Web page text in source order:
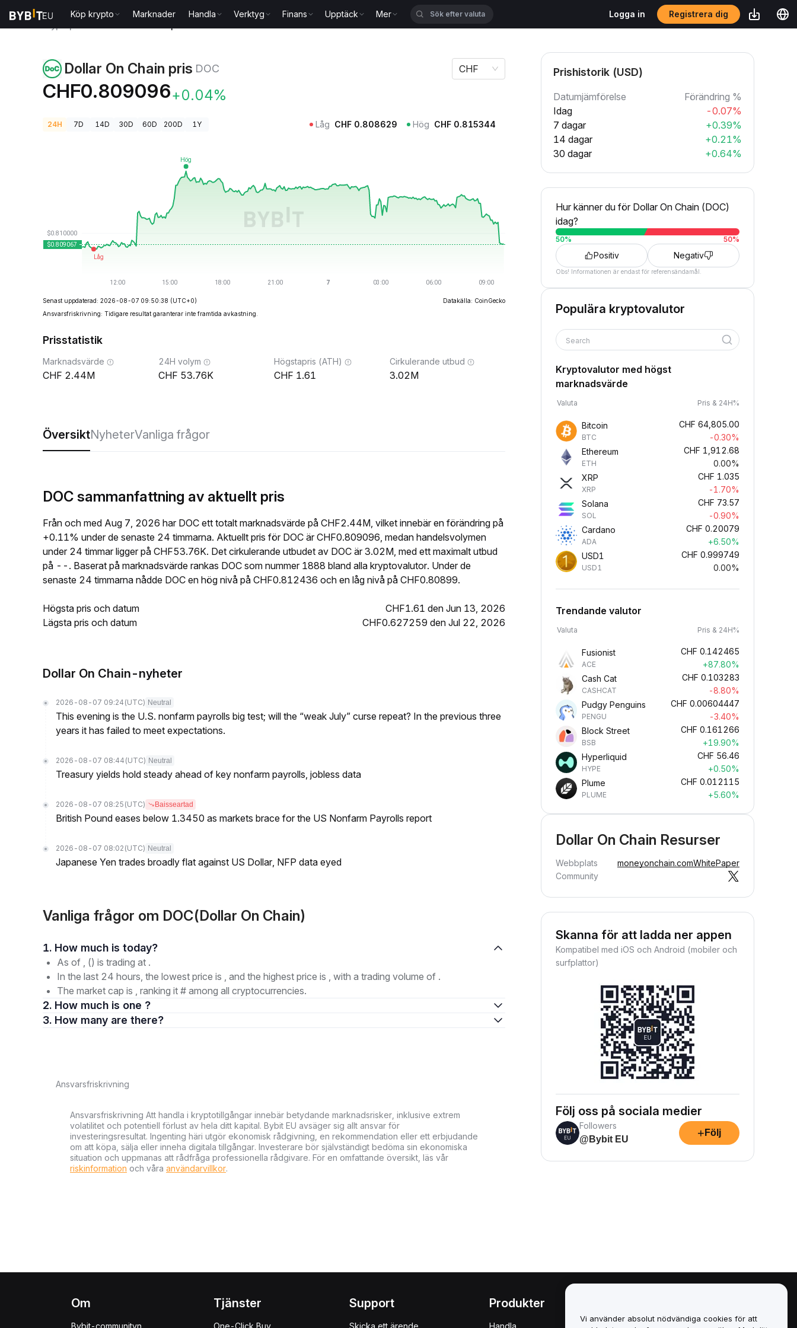
Köp krypto Marknader Handla Verktyg Finans Upptäck Mer Logga in Registrera dig
Dollar On Chain pris DOC
CHF0.809096+0.04%
CHF
24H 7D 14D 30D 60D 200D 1Y Låg CHF 0.808629 Hög CHF 0.815344
Senast uppdaterad: 2026-08-07 09:50:38 (UTC+0)
Datakälla: CoinGecko
Ansvarsfriskrivning: Tidigare resultat garanterar inte framtida avkastning.
Prisstatistik
Marknadsvärde
2.44M
24H volym
53.76K
Högstapris (ATH)
1.61
Cirkulerande utbud
3.02M
ÖversiktNyheterVanliga frågor
DOC sammanfattning av aktuellt pris
Från och med Aug 7, 2026 har DOC ett totalt marknadsvärde på CHF2.44M, vilket innebär en förändring på
+0.11% under de senaste 24 timmarna. Aktuellt pris för DOC är CHF0.809096, medan handelsvolymen
under 24 timmar ligger på CHF53.76K. Det cirkulerande utbudet av DOC är 3.02M, med ett maximalt utbud
på --. Baserat på marknadsvärde rankas DOC som nummer 1888 bland alla kryptovalutor. Under de
senaste 24 timmarna nådde DOC en hög nivå på CHF0.812436 och en låg nivå på CHF0.80899.
Högsta pris och datum
CHF1.61 den Jun 13, 2026
Lägsta pris och datum
CHF0.627259 den Jul 22, 2026
Dollar On Chain-nyheter
2026-08-07 09:24 (UTC) Neutral
This evening is the U.S. nonfarm payrolls big test; will the “weak July” curse repeat? In the previous three
years it has failed to meet expectations.
2026-08-07 08:44 (UTC) Neutral
Treasury yields hold steady ahead of key nonfarm payrolls, jobless data
2026-08-07 08:25 (UTC) Baisseartad
British Pound eases below 1.3450 as markets brace for the US Nonfarm Payrolls report
2026-08-07 08:02 (UTC) Neutral
Japanese Yen trades broadly flat against US Dollar, NFP data eyed
Vanliga frågor om DOC(Dollar On Chain)
1. How much is today?
As of , () is trading at .
In the last 24 hours, the lowest price is , and the highest price is , with a trading volume of .
The market cap is , ranking it # among all cryptocurrencies.
2. How much is one ?
3. How many are there?
Ansvarsfriskrivning
Ansvarsfriskrivning Att handla i kryptotillgångar innebär betydande marknadsrisker, inklusive extrem
volatilitet och potentiell förlust av hela ditt kapital. Bybit EU avsäger sig allt ansvar för
investeringsresultat. Ingenting häri utgör ekonomisk rådgivning, en rekommendation eller ett erbjudande
om att köpa, sälja eller inneha digitala tillgångar. Investerare bör självständigt bedöma sin ekonomiska
situation och uppmanas att rådfråga professionella rådgivare. För en omfattande översikt, läs vår
riskinformation och våra användarvillkor.
Prishistorik (USD)
Datumjämförelse
Förändring %
Idag
-0.07%
7 dagar
+0.39%
14 dagar
+0.21%
30 dagar
+0.64%
Hur känner du för Dollar On Chain (DOC)
idag?
50% 50%
Positiv Negativ
Obs! Informationen är endast för referensändamål.
Populära kryptovalutor
Search
Kryptovalutor med högst
marknadsvärde
Valuta Pris & 24H%
Bitcoin
BTC
CHF 64,805.00
-0.30%
Ethereum
ETH
CHF 1,912.68
0.00%
XRP
XRP
CHF 1.035
-1.70%
Solana
SOL
CHF 73.57
-0.90%
Cardano
ADA
CHF 0.20079
+6.50%
USD1
USD1
CHF 0.999749
0.00%
Trendande valutor
Valuta Pris & 24H%
Fusionist
ACE
CHF 0.142465
+87.80%
Cash Cat
CASHCAT
CHF 0.103283
-8.80%
Pudgy Penguins
PENGU
CHF 0.00604447
-3.40%
Block Street
BSB
CHF 0.161266
+19.90%
Hyperliquid
HYPE
CHF 56.46
+0.50%
Plume
PLUME
CHF 0.012115
+5.60%
Dollar On Chain Resurser
Webbplats moneyonchain.comWhitePaper
Community
Skanna för att ladda ner appen
Kompatibel med iOS och Android (mobiler och
surfplattor)
Följ oss på sociala medier
Followers
@Bybit EU
+ Följ
Om
Bybit-communityn
Tjänster
One-Click Buy
Support
Skicka ett ärende
Produkter
Handla Policy för intressekonflikter
Vi använder absolut nödvändiga cookies för att